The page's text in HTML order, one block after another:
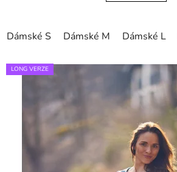
Dámské S Dámské M Dámské L
LONG VERZE